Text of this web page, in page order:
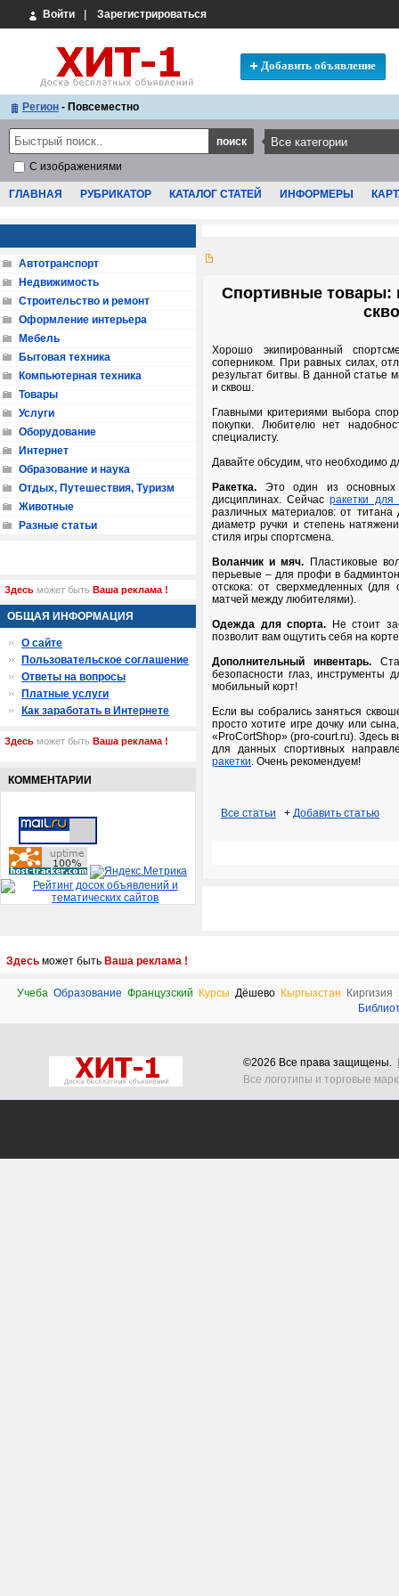
Войти Зарегистрироваться
Добавить объявление
Регион - Повсеместно
С изображениями
ГЛАВНАЯ РУБРИКАТОР КАТАЛОГ СТАТЕЙ ИНФОРМЕРЫ
Спортивные товары:
Хорошо экипированный
соперником. При равных силах,
результат битвы. В данной статье
и сквош.
Главными критериями выбора
покупки. Любителю нет
специалисту.
Давайте обсудим, что необходимо
Ракетка. Это один из основных
дисциплинах. Сейчасракетки для
различных материалов: от титана
диаметр ручки и степень
стиля игры спортсмена.
Воланчик и мяч. Пластиковые
перьевые – для профи в
отскока: от сверхмедленных
матчей между любителями).
Одежда для спорта. Не стоит
позволит вам ощутить себя на
Дополнительный инвентарь.
безопасности глаз,
мобильный корт!
Если вы собрались заняться
просто хотите игре дочку или
«ProCortShop» (pro-court.ru). Здесь
для данных спортивных
ракетки. Очень рекомендуем!
Все статьи + Добавить статью
Автотранспорт
Недвижимость
Строительство и ремонт
Оформление интерьера
Мебель
Бытовая техника
Компьютерная техника
Товары
Услуги
Оборудование
Интернет
Образование и наука
Отдых, Путешествия, Туризм
Животные
Разные статьи
Здесь может быть Ваша реклама !
ОБЩАЯ ИНФОРМАЦИЯ
О сайте
Пользовательское соглашение
Ответы на вопросы
Платные услуги
Как заработать в Интернете
Здесь может быть Ваша реклама !
КОММЕНТАРИИ
Здесь может быть Ваша реклама !
Учеба Образование Французский Курсы Дёшево Кыргызстан Киргизия
©2026 Все права защищены.
Все логотипы и торговые